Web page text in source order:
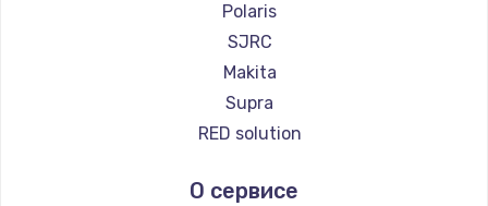
Ремонт пылесосов Eigen
Ремонт пылесосов Honor
Ремонт пылесосов Qyron
Ремонт пылесосов Doffler
Ремонт пылесосов Hisense
Ремонт пылесосов Elitech
Polaris
SJRC
Makita
Supra
RED solution
lydsto
О сервисе